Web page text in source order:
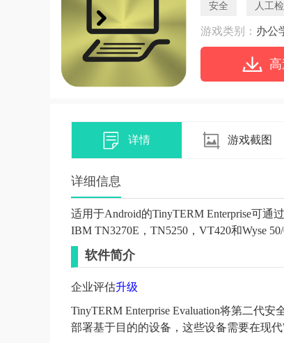
安全 人工
游戏类别： 办公
详情 游戏截图
详细信息
适用于Android的TinyTERM Enterprise可通
IBM TN3270E，TN5250，VT420和Wyse 50/
软件简介
企业评估升级
TinyTERM Enterprise Evaluation将第二代
部署基于目的的设备，这些设备需要在现代